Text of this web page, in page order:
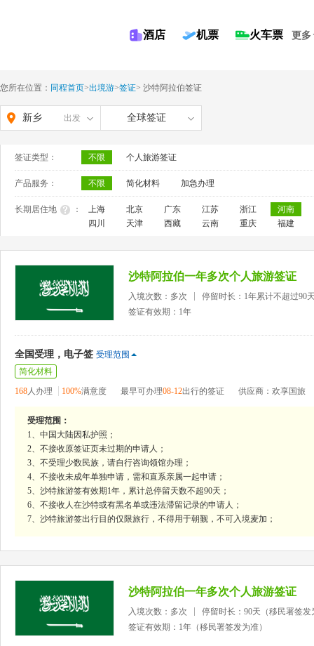
酒店 机票 火车票 更多
您所在位置： 同程首页>出境游>签证> 沙特阿拉伯签证
新乡 出发 全球签证
签证类型： 不限 个人旅游签证
产品服务： 不限 简化材料 加急办理
长期居住地 ： 上海 北京 广东 江苏 浙江
河南
四川
天津 西藏 云南 重庆 福建
沙特阿拉伯一年多次个人旅游签证
入境次数：多次
停留时长：1年累计不超过90
签证有效期：1年
全国受理，电子签 受理范围
简化材料
168人办理 100%满意度 最早可办理08-12出行的签证 供应商：欢享国旅
受理范围：
1、中国大陆因私护照；
2、不接收原签证页未过期的申请人；
3、不受理少数民族，请自行咨询领馆办理；
4、不接收未成年单独申请，需和直系亲属一起申请；
5、沙特旅游签有效期1年，累计总停留天数不超90天；
6、不接收人在沙特或有黑名单或违法滞留记录的申请人；
7、沙特旅游签出行目的仅限旅行，不得用于朝觐，不可入境麦加；
沙特阿拉伯一年多次个人旅游签证
入境次数：多次
停留时长：90天（移民署签发
签证有效期：1年（移民署签发为准）